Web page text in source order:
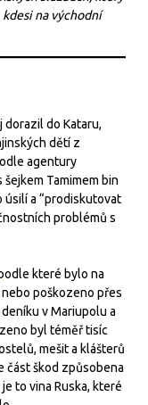
na východní
do Kataru,
dětí z
agentury
Tamimem bin
úsilí a “prodiskutovat
problémů s
které bylo na
poškozeno přes
v Mariupolu a
byl téměř tisíc
mešit a klášterů
část škod způsobena
to vina Ruska, které